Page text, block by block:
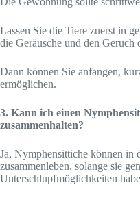
Lassen Sie die Tiere zuerst in
die Geräusche und den Geruch
Dann können Sie anfangen,
ermöglichen.
3. Kann ich einen
zusammenhalten?
Ja, Nymphensittiche können in
zusammenleben, solange sie
Unterschlupfmöglichkeiten